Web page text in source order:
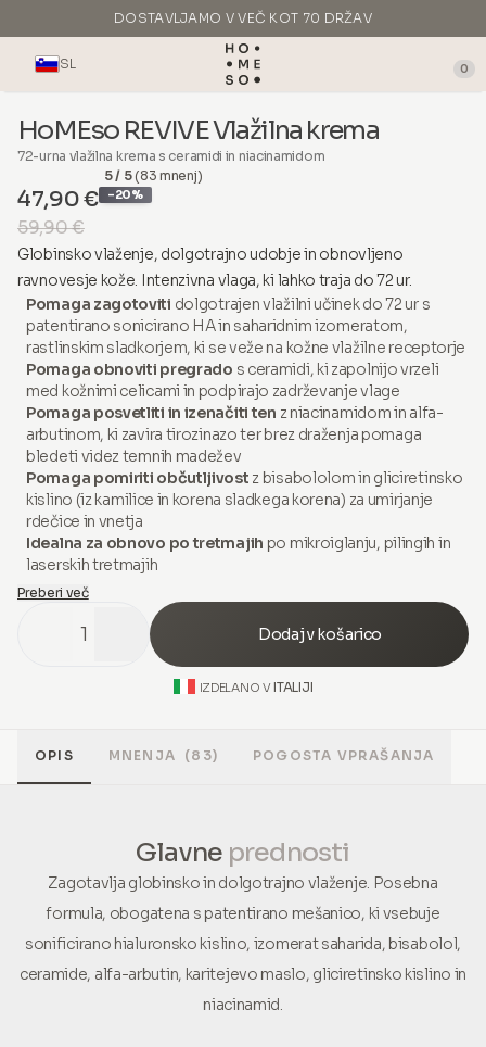
DOSTAVLJAMO V VEČ KOT 70 DRŽAV
IZDELANO V ITALIJI
SL
0
HoMEso REVIVE Vlažilna krema
72-urna vlažilna krema s ceramidi in niacinamidom
5 / 5(83 mnenj)
59,90 €
47,90 € -20%
Globinsko vlaženje, dolgotrajno udobje in obnovljeno
ravnovesje kože. Intenzivna vlaga, ki lahko traja do 72 ur.
Pomaga zagotoviti dolgotrajen vlažilni učinek do 72 ur s
patentirano sonicirano HA in saharidnim izomeratom,
rastlinskim sladkorjem, ki se veže na kožne vlažilne receptorje
Pomaga obnoviti pregrado s ceramidi, ki zapolnijo vrzeli
med kožnimi celicami in podpirajo zadrževanje vlage
Pomaga posvetliti in izenačiti ten z niacinamidom in alfa-
arbutinom, ki zavira tirozinazo ter brez draženja pomaga
bledeti videz temnih madežev
Pomaga pomiriti občutljivost z bisabololom in gliciretinsko
kislino (iz kamilice in korena sladkega korena) za umirjanje
rdečice in vnetja
Idealna za obnovo po tretmajih po mikroiglanju, pilingih in
laserskih tretmajih
Preberi več
1 Dodaj v košarico
IZDELANO VITALIJI
OPIS MNENJA (83) POGOSTA VPRAŠANJA
Glavne prednosti
Zagotavlja globinsko in dolgotrajno vlaženje. Posebna
formula, obogatena s patentirano mešanico, ki vsebuje
sonificirano hialuronsko kislino, izomerat saharida, bisabolol,
ceramide, alfa-arbutin, karitejevo maslo, gliciretinsko kislino in
niacinamid.